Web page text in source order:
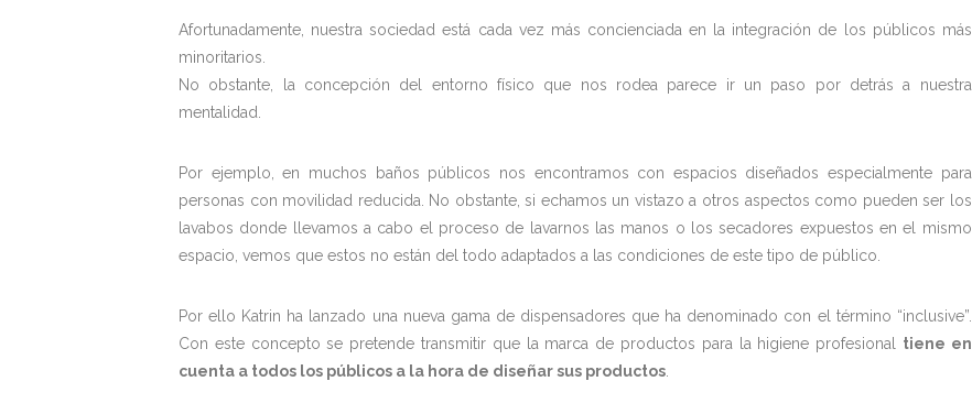
Afortunadamente, nuestra sociedad está cada vez más concienciada en la integración de los públicos más
minoritarios.
No obstante, la concepción del entorno físico que nos rodea parece ir un paso por detrás a nuestra
mentalidad.
Por ejemplo, en muchos baños públicos nos encontramos con espacios diseñados especialmente para
personas con movilidad reducida. No obstante, si echamos un vistazo a otros aspectos como pueden ser los
lavabos donde llevamos a cabo el proceso de lavarnos las manos o los secadores expuestos en el mismo
espacio, vemos que estos no están del todo adaptados a las condiciones de este tipo de público.
Por ello Katrin ha lanzado una nueva gama de dispensadores que ha denominado con el término “inclusive”.
Con este concepto se pretende transmitir que la marca de productos para la higiene profesional tiene en
cuenta a todos los públicos a la hora de diseñar sus productos